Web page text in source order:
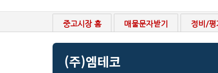
중고시장 홈 매물문자받기 정비/평
(주)엠테코